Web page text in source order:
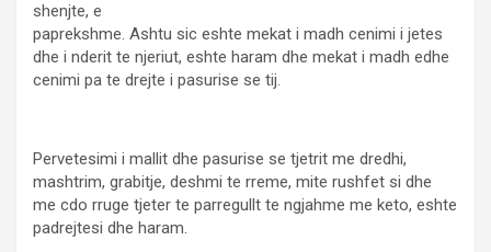
shenjte, e
paprekshme. Ashtu sic eshte mekat i madh cenimi i jetes
dhe i nderit te njeriut, eshte haram dhe mekat i madh edhe
cenimi pa te drejte i pasurise se tij.
Pervetesimi i mallit dhe pasurise se tjetrit me dredhi,
mashtrim, grabitje, deshmi te rreme, mite rushfet si dhe
me cdo rruge tjeter te parregullt te ngjahme me keto, eshte
padrejtesi dhe haram.